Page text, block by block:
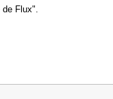
de Flux".